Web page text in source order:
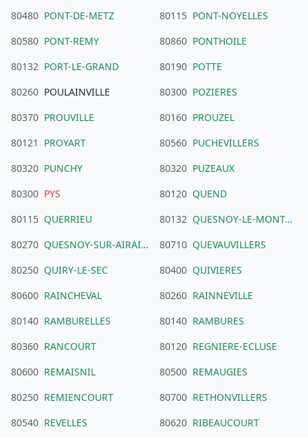
80480 PONT-DE-METZ 80115 PONT-NOYELLES
80580 PONT-REMY 80860 PONTHOILE
80132 PORT-LE-GRAND 80190 POTTE
80260 POULAINVILLE 80300 POZIERES
80370 PROUVILLE 80160 PROUZEL
80121
PROYART 80560 PUCHEVILLERS
80320 PUNCHY 80320 PUZEAUX
80300 PYS 80120 QUEND
80115 QUERRIEU 80132 QUESNOY-LE-MONTANT
80270 QUESNOY-SUR-AIRAINES 80710 QUEVAUVILLERS
80250 QUIRY-LE-SEC 80400 QUIVIERES
80600 RAINCHEVAL 80260 RAINNEVILLE
80140 RAMBURELLES 80140 RAMBURES
80360 RANCOURT 80120 REGNIERE-ECLUSE
80600 REMAISNIL 80500 REMAUGIES
80250 REMIENCOURT 80700 RETHONVILLERS
80540 REVELLES 80620 RIBEAUCOURT